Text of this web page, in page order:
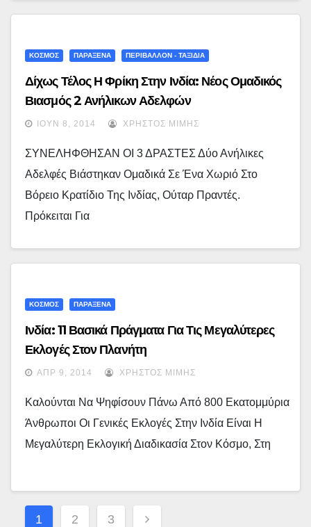
ΚΟΣΜΟΣ ΠΑΡΑΞΕΝΑ ΠΕΡΙΒΑΛΛΟΝ - ΤΑΞΙΔΙΑ
Δίχως Τέλος Η Φρίκη Στην Ινδία: Νέος Ομαδικός
Βιασμός 2 Ανήλικων Αδελφών
ΙΟΎΝ 8, 2014 ΧΡΉΣΤΟΣ ΜΊΜΗΣ
ΣΥΝΕΛΗΦΘΗΣΑΝ ΟΙ 3 ΔΡΑΣΤΕΣ Δύο Ανήλικες
Αδελφές Βιάστηκαν Ομαδικά Σε Ένα Χωριό Στο
Βόρειο Κρατίδιο Της Ινδίας, Ούταρ Πραντές.
Πρόκειται Για
ΚΟΣΜΟΣ ΠΑΡΑΞΕΝΑ
Ινδία: 11 Βασικά Πράγματα Για Τις Μεγαλύτερες
Εκλογές Στον Πλανήτη
ΑΠΡ 9, 2014 ΧΡΉΣΤΟΣ ΜΊΜΗΣ
Καλούνται Να Ψηφίσουν Πάνω Από 800 Εκατομμύρια
Άνθρωποι Οι Γενικές Εκλογές Στην Ινδία Είναι Η
Μεγαλύτερη Εκλογική Διαδικασία Στον Κόσμο, Στη
Σελιδοποίηση
1 2 3